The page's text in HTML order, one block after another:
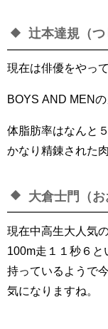
辻本達規（
現在は俳優をやっ
BOYS AND MEN
体脂肪率はなんと
かなり精錬された
大倉士門（
現在中高生大人気
100m走１１秒６と
持っているようで
気になりますね。